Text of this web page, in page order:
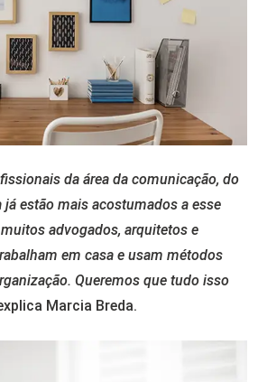
da área da comunicação, do
estão mais acostumados a esse
advogados, arquitetos e
em casa e usam métodos
Queremos que tudo isso
Marcia Breda.